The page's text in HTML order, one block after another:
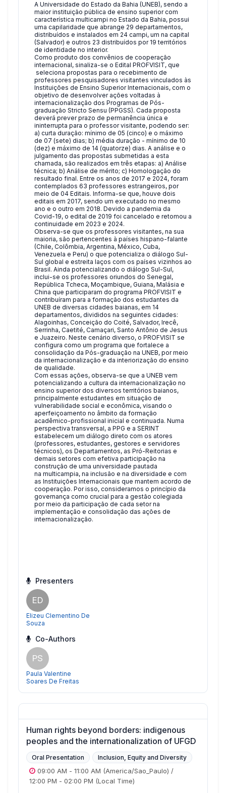
A Universidade do Estado da Bahia (UNEB), sendo a
maior instituição pública de ensino superior com
característica multicampi no Estado da Bahia, possui
uma capilaridade que abrange 29 departamentos,
distribuídos e instalados em 24 campi, um na capital
(Salvador) e outros 23 distribuídos por 19 territórios
de identidade no interior.
Como produto dos convênios de cooperação
internacional, sinaliza-se o Edital PROFVISIT, que
seleciona propostas para o recebimento de
professores pesquisadores visitantes vinculados às
Instituições de Ensino Superior Internacionais, com o
objetivo de desenvolver ações voltadas à
internacionalização dos Programas de Pós-
graduação Stricto Sensu (PPGSS). Cada proposta
deverá prever prazo de permanência única e
ininterrupta para o professor visitante, podendo ser:
a) curta duração: mínimo de 05 (cinco) e o máximo
de 07 (sete) dias; b) média duração - mínimo de 10
(dez) e máximo de 14 (quatorze) dias. A análise e o
julgamento das propostas submetidas a esta
chamada, são realizados em três etapas: a) Análise
técnica; b) Análise de mérito; c) Homologação do
resultado final. Entre os anos de 2017 e 2024, foram
contemplados 63 professores estrangeiros, por
meio de 04 Editais. Informa-se que, houve dois
editais em 2017, sendo um executado no mesmo
ano e o outro em 2018. Devido a pandemia da
Covid-19, o edital de 2019 foi cancelado e retomou a
continuidade em 2023 e 2024.
Observa-se que os professores visitantes, na sua
maioria, são pertencentes à países hispano-falante
(Chile, Colômbia, Argentina, México, Cuba,
Venezuela e Peru) o que potencializa o diálogo Sul-
Sul global e estreita laços com os países vizinhos ao
Brasil. Ainda potencializando o diálogo Sul-Sul,
inclui-se os professores oriundos do Senegal,
República Tcheca, Moçambique, Guiana, Malásia e
China que participaram do programa PROFVISIT e
contribuíram para a formação dos estudantes da
UNEB de diversas cidades baianas, em 14
departamentos, divididos na seguintes cidades:
Alagoinhas, Conceição do Coité, Salvador, Irecê,
Serrinha, Caetité, Camaçari, Santo Antônio de Jesus
e Juazeiro. Neste cenário diverso, o PROFVISIT se
configura como um programa que fortalece a
consolidação da Pós-graduação na UNEB, por meio
da internacionalização e da interiorização do ensino
de qualidade.
Com essas ações, observa-se que a UNEB vem
potencializando a cultura da internacionalização no
ensino superior dos diversos territórios baianos,
principalmente estudantes em situação de
vulnerabilidade social e econômica, visando o
aperfeiçoamento no âmbito da formação
acadêmico-profissional inicial e continuada. Numa
perspectiva transversal, a PPG e a SERINT
estabelecem um diálogo direto com os atores
(professores, estudantes, gestores e servidores
técnicos), os Departamentos, as Pró-Reitorias e
demais setores com efetiva participação na
construção de uma universidade pautada
na multicampia, na inclusão e na diversidade e com
as Instituições Internacionais que mantem acordo de
cooperação. Por isso, consideramos o princípio da
governança como crucial para a gestão colegiada
por meio da participação de cada setor na
implementação e consolidação das ações de
internacionalização.
Presenters
ED
Elizeu Clementino De
Souza
Co-Authors
PS
Paula Valentine
Soares De Freitas
Human rights beyond borders: indigenous
peoples and the internationalization of UFGD
Oral Presentation Inclusion, Equity and Diversity
09:00 AM - 11:00 AM (America/Sao_Paulo) /
12:00 PM - 02:00 PM (Local Time)